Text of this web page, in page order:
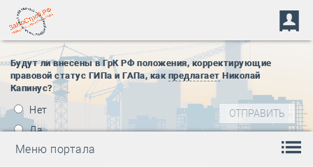
Будут ли внесены в ГрК РФ положения, корректирующие
правовой статус ГИПа и ГАПа, как предлагает Николай
Капинус?
Нет
Да
Меню портала